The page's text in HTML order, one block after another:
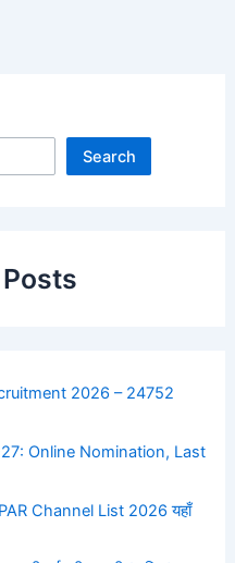
Search
2026 – 24752
Online Nomination, Last
Channel List 2026 यहाँ